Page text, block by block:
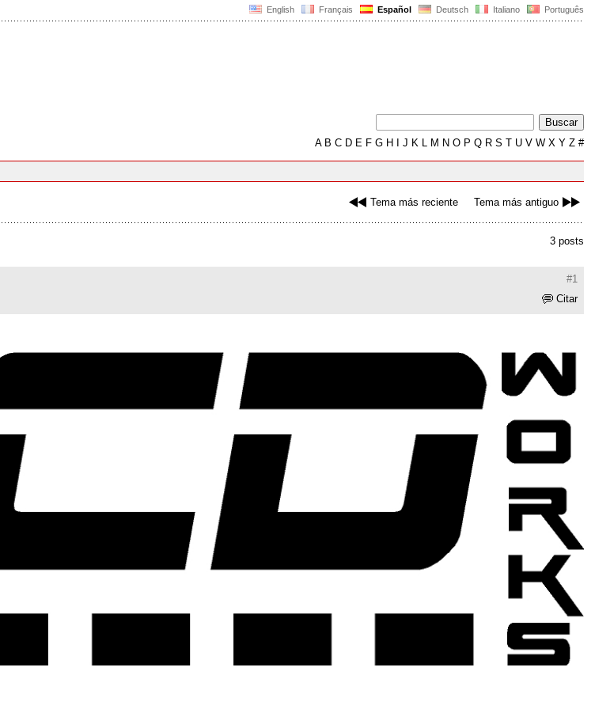
English Français Español Deutsch Italiano Português
AB C D E F G H J K L M N O P Q R S T U V W X Y Z #
Tema más reciente Tema más antiguo
3 posts
#1
Citar